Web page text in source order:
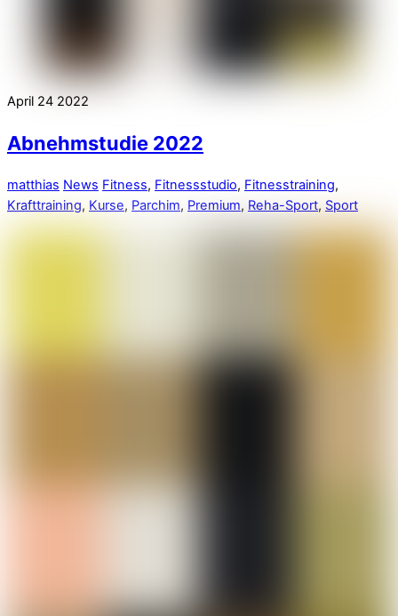
April 24 2022
Abnehmstudie 2022
matthias News Fitness, Fitnessstudio, Fitnesstraining,
Krafttraining, Kurse, Parchim, Premium, Reha-Sport, Sport